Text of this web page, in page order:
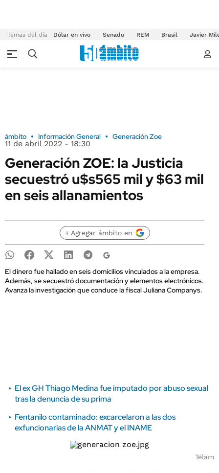
Temas del día Dólar en vivo Senado REM Brasil Javier
ámbito Información General Generación Zoe
11 de abril 2022 - 18:30
Generación ZOE: la Justicia
secuestró u$s565 mil y $63 mil
en seis allanamientos
+ Agregar ámbito en
El dinero fue hallado en seis domicilios vinculados a la empresa.
Además, se secuestró documentación y elementos electrónicos.
Avanza la investigación que conduce la fiscal Juliana Companys.
El ex GH Thiago Medina fue imputado por abuso sexual
tras la denuncia de su prima
Fentanilo contaminado: excarcelaron a las dos
exfuncionarias de la ANMAT y el INAME
Télam